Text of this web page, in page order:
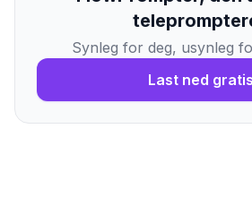
Synleg for deg, usynleg
Last ned gratis